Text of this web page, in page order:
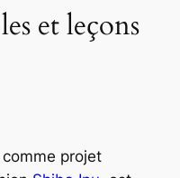
et leçons
projet